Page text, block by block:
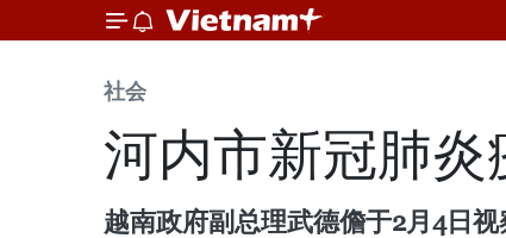
社会
河内市新冠肺
越南政府副总理武德儋于2月4日